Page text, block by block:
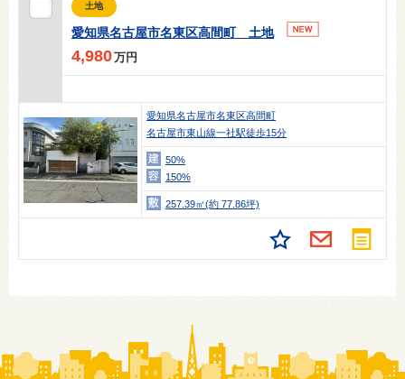
土地
愛知県名古屋市名東区高間町 土地
4,980万円
愛知県名古屋市名東区高間町
名古屋市東山線一社駅徒歩15分
50%
150%
257.39㎡(約 77.86坪)